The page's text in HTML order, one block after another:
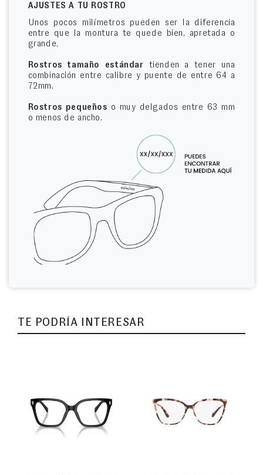
AJUSTES A TU ROSTRO
Unos pocos milímetros pueden ser la diferencia
entre que la montura te quede bien, apretada o
grande.
Rostros tamaño estándar tienden a tener una
combinación entre calibre y puente de entre 64 a
72mm.
Rostros pequeños o muy delgados entre 63 mm
o menos de ancho.
TE PODRÍA INTERESAR